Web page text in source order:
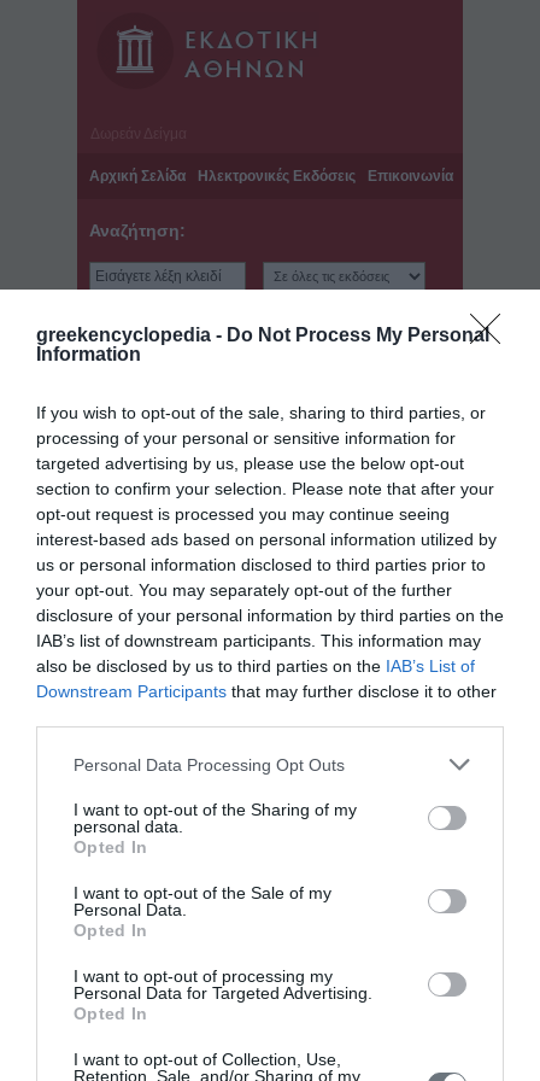
greekencyclopedia - Do Not Process My Personal
Information
If you wish to opt-out of the sale, sharing to third parties, or
processing of your personal or sensitive information for
targeted advertising by us, please use the below opt-out
section to confirm your selection. Please note that after your
opt-out request is processed you may continue seeing
interest-based ads based on personal information utilized by
us or personal information disclosed to third parties prior to
your opt-out. You may separately opt-out of the further
disclosure of your personal information by third parties on the
IAB’s list of downstream participants. This information may
also be disclosed by us to third parties on the IAB’s List of
Downstream Participants that may further disclose it to other
Personal Data Processing Opt Outs
I want to opt-out of the Sharing of my
personal data.
Opted In
I want to opt-out of the Sale of my
Personal Data.
Opted In
I want to opt-out of processing my
Personal Data for Targeted Advertising.
Opted In
I want to opt-out of Collection, Use,
Retention, Sale, and/or Sharing of my
Αρχική Σελίδα Ηλεκτρονικές Εκδόσεις Επικοινωνία
Αναζήτηση:
Τελευταία ανανέωση: Τετάρτη, 10 Ιουλίου 2013
Βόδας, Μιχαήλ
Ημερομηνίες: -
Δείγμα λήμματος:
Βόδας, Μιχαήλ. Βλ. Σούτσος, Μιχαήλ. ...
1897)
Βογιατζής, Χάρης (Αθήνα, 1924 - Παρίσι, 1981)
Βογιατζίδης, Ιωάννης ( Ανδρος, 1877 - Αθήνα,
1961)
Βογομίλος (βουλγ. Μπογκομίλ,δηλ. Θεόφιλος)
(10ος αι. μ.Χ.)
Βογορίδης
1788 ; - Παρίσι, 1826)
Βογορίδης, Αλέξανδρος (γνωστός ως Αλέκο -
πασάς). (Κωνσταντινούπολη, 1823 - Παρίσι,
1910)
Βογορίδης, Στέφανος (Καζάν Βουλγαρίας, 1782
- Κωνσταντινούπολη, 1859)
Βόδας, Μιχαήλ